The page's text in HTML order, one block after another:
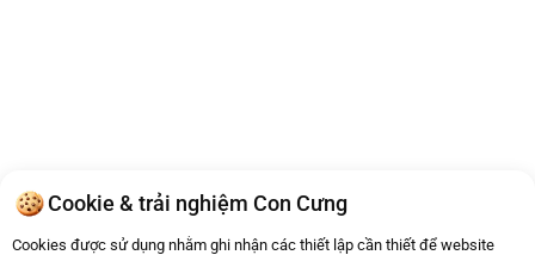
Cookie & trải nghiệm Con Cưng
Cookies được sử dụng nhằm ghi nhận các thiết lập cần thiết để website